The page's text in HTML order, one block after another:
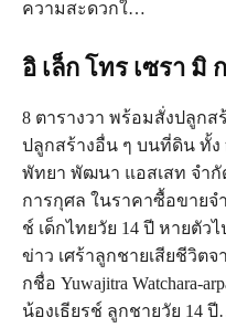
ความสะดวกใ…
อิ เล็ก โทร เซรา มิ ก
8 ตารางวา พร้อมสั่งปลูกส
ปลูกสร้างอื่น ๆ บนที่ดิน ทั้ง
พัทยา พัฒนา แอสเสท จำกั
การกุศล ในราคาซื้อขาย
ช์ เด็กไทยวัย 14 ปี หายตัว
ข่าว เศร้าลูกชายเสียชีวิต
กชื่อ Yuwajitra Watchara-
น้องเธียรช์ ลูกชายวัย 14